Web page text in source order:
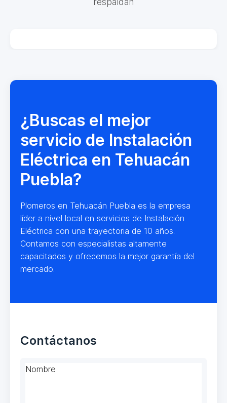
¿Buscas el mejor
servicio de Instalación
Eléctrica en Tehuacán
Puebla?
Plomeros en Tehuacán Puebla es la empresa
líder a nivel local en servicios de Instalación
Eléctrica con una trayectoria de 10 años.
Contamos con especialistas altamente
capacitados y ofrecemos la mejor garantía del
mercado.
Contáctanos
Nombre